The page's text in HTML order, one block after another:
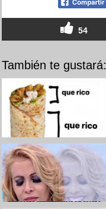
54
También te gustará: